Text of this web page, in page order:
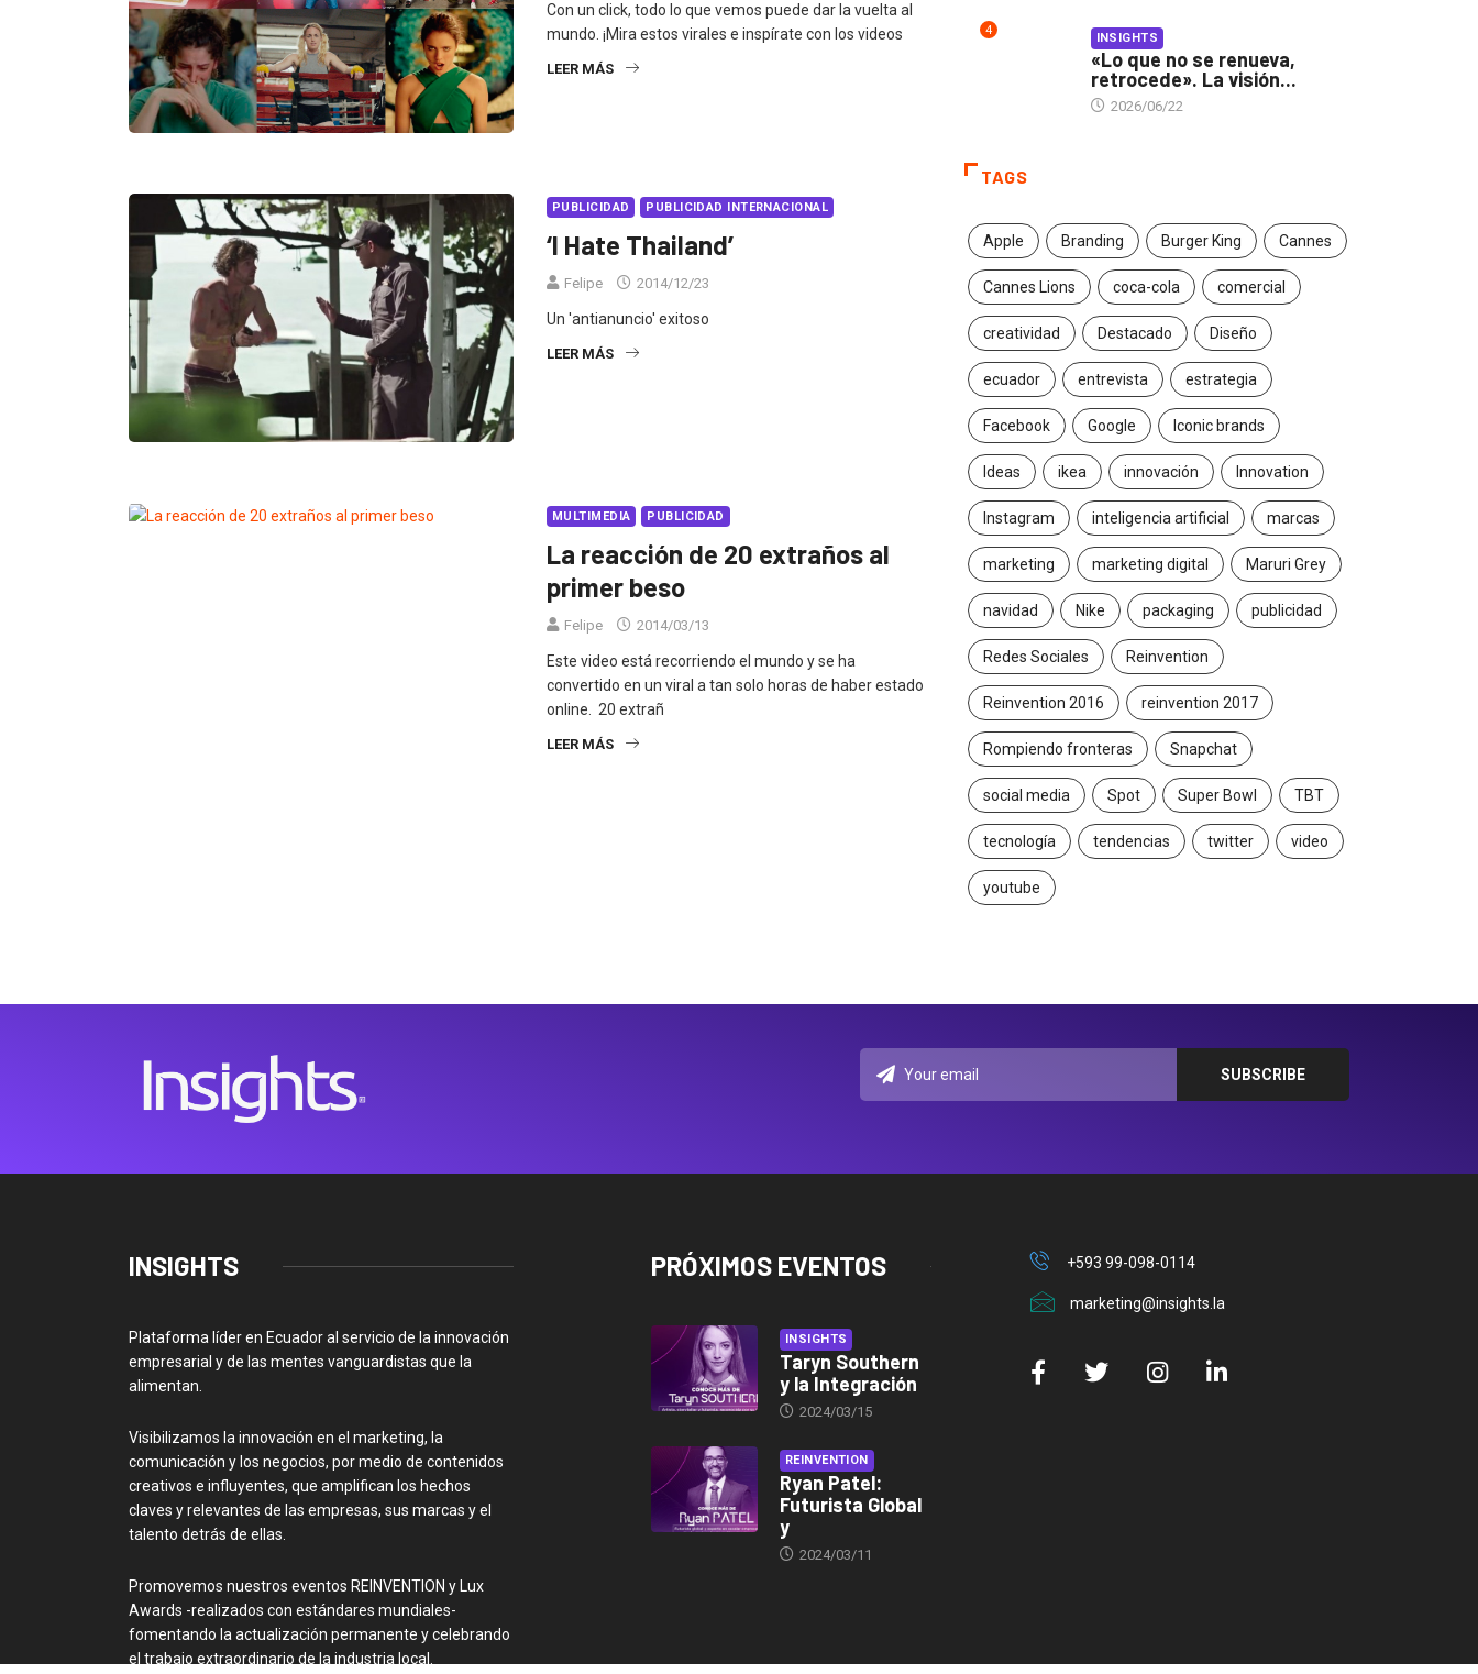
Con un click, todo lo que vemos puede dar la vuelta al
mundo. ¡Mira estos virales e inspírate con los videos
LEER MÁS
PUBLICIDAD PUBLICIDAD INTERNACIONAL
‘I Hate Thailand’
Felipe 2014/12/23
Un 'antianuncio' exitoso
LEER MÁS
MULTIMEDIA PUBLICIDAD
La reacción de 20 extraños al
primer beso
Felipe 2014/03/13
Este video está recorriendo el mundo y se ha
convertido en un viral a tan solo horas de haber estado
online. 20 extrañ
LEER MÁS
4 INSIGHTS
«Lo que no se renueva,
retrocede». La visión...
2026/06/22
TAGS
Apple Branding Burger King Cannes
Cannes Lions coca-cola comercial
creatividad Destacado Diseño
ecuador entrevista estrategia
Facebook Google Iconic brands
Ideas ikea innovación Innovation
Instagram inteligencia artificial marcas
marketing marketing digital Maruri Grey
navidad Nike packaging publicidad
Redes Sociales Reinvention
Reinvention 2016 reinvention 2017
Rompiendo fronteras Snapchat
social media Spot Super Bowl TBT
tecnología tendencias twitter video
youtube
INSIGHTS
Plataforma líder en Ecuador al servicio de la innovación
empresarial y de las mentes vanguardistas que la
alimentan.
Visibilizamos la innovación en el marketing, la
comunicación y los negocios, por medio de contenidos
creativos e influyentes, que amplifican los hechos
claves y relevantes de las empresas, sus marcas y el
talento detrás de ellas.
Promovemos nuestros eventos REINVENTION y Lux
Awards -realizados con estándares mundiales-
fomentando la actualización permanente y celebrando
el trabajo extraordinario de la industria local.
PRÓXIMOS EVENTOS
INSIGHTS
Taryn Southern
y la Integración
2024/03/15
REINVENTION
Ryan Patel:
Futurista Global
y
2024/03/11
+593 99-098-0114
marketing@insights.la